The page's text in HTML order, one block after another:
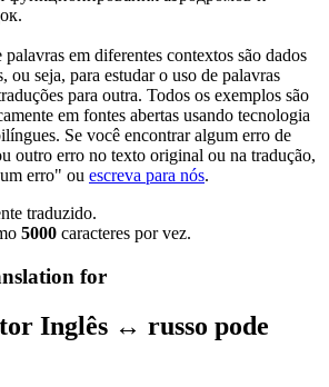
em diferentes contextos são dados
ou seja, para estudar o uso de palavras
para outra. Todos os exemplos são
em fontes abertas usando tecnologia
Se você encontrar algum erro de
outro erro no texto original ou na tradução,
erro" ou escreva para nós.
traduzido.
5000 caracteres por vez.
for
Inglês ↔ russo pode